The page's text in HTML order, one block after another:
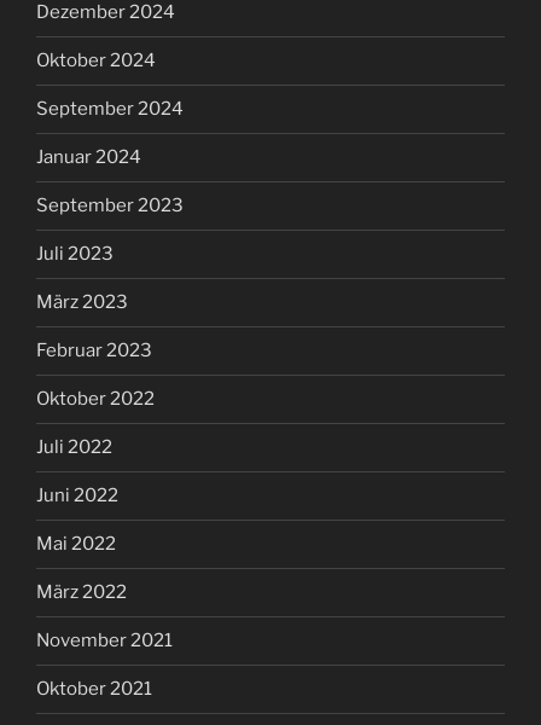
Dezember 2024
Oktober 2024
September 2024
Januar 2024
September 2023
Juli 2023
März 2023
Februar 2023
Oktober 2022
Juli 2022
Juni 2022
Mai 2022
März 2022
November 2021
Oktober 2021